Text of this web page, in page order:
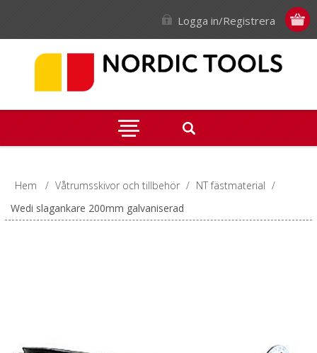
Logga in/Registrera
Hem / Våtrumsskivor och tillbehör / NT fästmaterial /
Wedi slagankare 200mm galvaniserad